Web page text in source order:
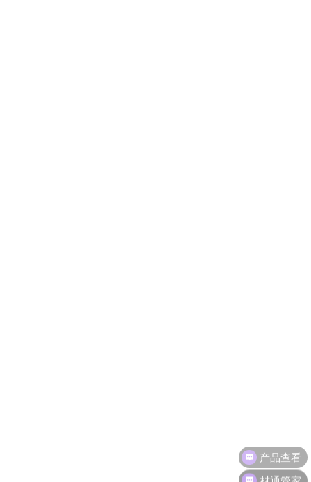
产品查看
材通管家